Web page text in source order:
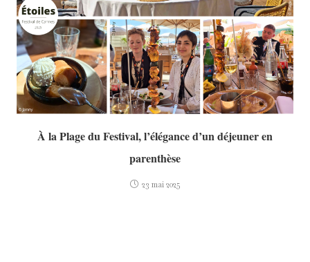
À la Plage du Festival, l’élégance d’un déjeuner en
parenthèse
23 mai 2025